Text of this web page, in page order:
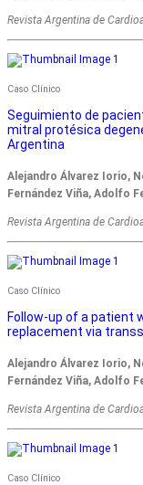
Revista Argentina de
Caso Clínico
Seguimiento de
mitral protésica
Argentina
Alejandro Álvarez Iorio,
Fernández Viña, Adolfo
Revista Argentina de
Caso Clínico
Follow-up of a patient
replacement via
Alejandro Álvarez Iorio,
Fernández Viña, Adolfo
Revista Argentina de
Caso Clínico